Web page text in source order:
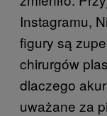
Instagramu,
figury są
chirurgów
dlaczego
uważane za